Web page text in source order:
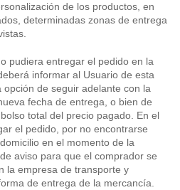
de los productos, en
determinadas zonas de entrega
pudiera entregar el pedido en la
informar al Usuario de esta
de seguir adelante con la
fecha de entrega, o bien de
total del precio pagado. En el
el pedido, por no encontrarse
en el momento de la
aviso para que el comprador se
la empresa de transporte y
de entrega de la mercancía.